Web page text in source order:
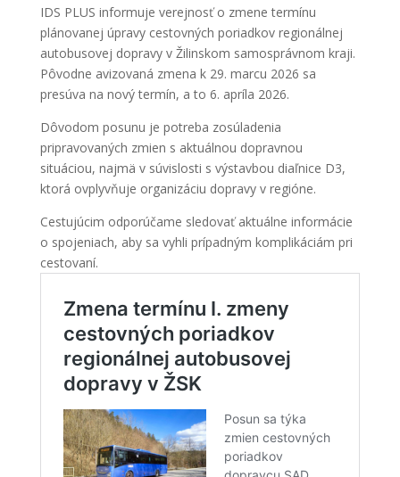
IDS PLUS informuje verejnosť o zmene termínu
plánovanej úpravy cestovných poriadkov regionálnej
autobusovej dopravy v Žilinskom samosprávnom kraji.
Pôvodne avizovaná zmena k 29. marcu 2026 sa
presúva na nový termín, a to 6. apríla 2026.
Dôvodom posunu je potreba zosúladenia
pripravovaných zmien s aktuálnou dopravnou
situáciou, najmä v súvislosti s výstavbou diaľnice D3,
ktorá ovplyvňuje organizáciu dopravy v regióne.
Cestujúcim odporúčame sledovať aktuálne informácie
o spojeniach, aby sa vyhli prípadným komplikáciám pri
cestovaní.